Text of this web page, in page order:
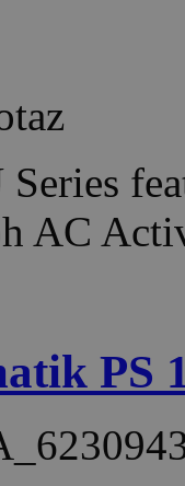
AC
PS